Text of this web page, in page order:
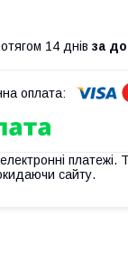
14 днів за
сайту.